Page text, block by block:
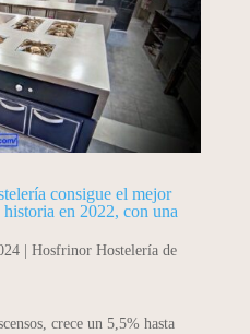
consigue el mejor
en 2022, con una
| Hosfrinor Hostelería de
crece un 5,5% hasta